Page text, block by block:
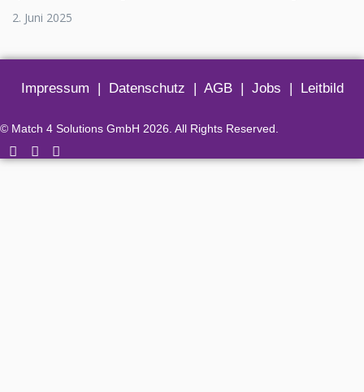
2. Juni 2025
Impressum | Datenschutz | AGB| Jobs | Leitbild
© Match 4 Solutions GmbH 2026. All Rights Reserved.